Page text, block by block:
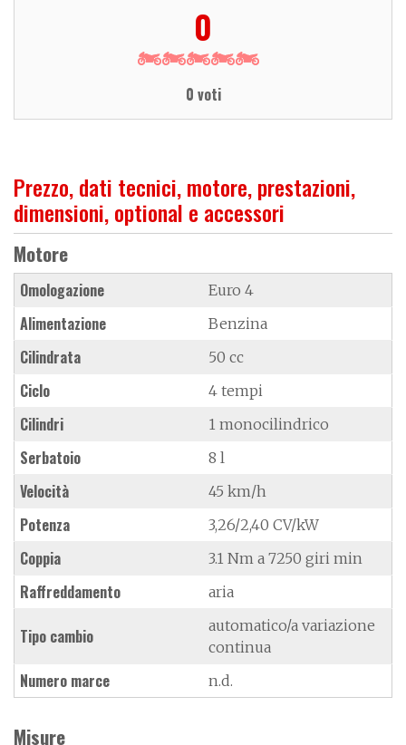
0
0 voti
Prezzo, dati tecnici, motore, prestazioni,
dimensioni, optional e accessori
Motore
Omologazione Euro 4
Alimentazione Benzina
Cilindrata 50 cc
Ciclo 4 tempi
Cilindri 1 monocilindrico
Serbatoio 8 l
Velocità 45 km/h
Potenza 3,26/2,40 CV/kW
Coppia 3.1 Nm a 7250 giri min
Raffreddamento aria
Tipo cambio
automatico/a variazione
continua
Numero marce n.d.
Misure